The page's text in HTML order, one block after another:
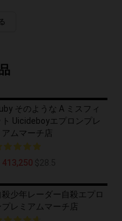
そのような A ミスフィ
ト Uicideboyエプロンプレ
アムマーチ店
413,250
殺少年レーダー自殺エプロ
プレミアムマーチ店